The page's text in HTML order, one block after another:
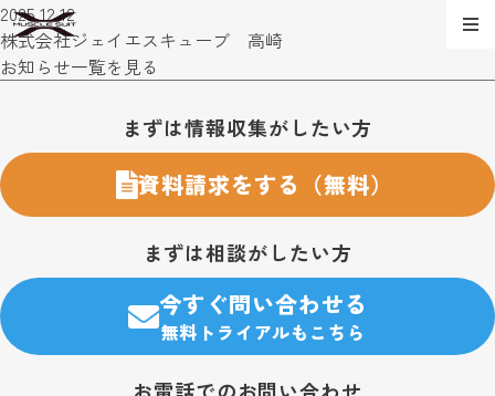
2025.12.12
株式会社ジェイエスキューブ 高崎
お知らせ一覧を見る
まずは情報収集がしたい方
資料請求をする（無料）
まずは相談がしたい方
今すぐ問い合わせる
無料トライアルもこちら